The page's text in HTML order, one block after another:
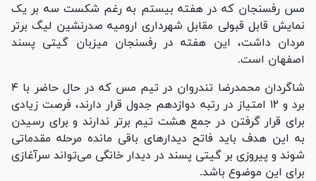
مس رفسنجان که در هفته بیستم به رغم شکست سه بر یک
نمایش قابل قبولی مقابل شهرداری ارومیه صدرنشین لیگ برتر
مردان داشت، این هفته در رفسنجان میزبان گیتی پسند
اصفهان است.
شاگردان محمدرضا تندروان در تیم مس که در حال حاضر با ۴
برد و ۱۲ امتیاز در رتبه دوازدهم جدول قرار دارند، فرصت زیادی
برای قرار گرفتن در جمع هشت تیم برتر ندارند و برای رسیدن
به این هدف باید فاتح دیدار‌های باقی مانده مرحله مقدماتی
شوند و پیروزی بر گیتی پسند در دیدار خانگی می‌تواند سرآغازی
برای این موضوع باشد.